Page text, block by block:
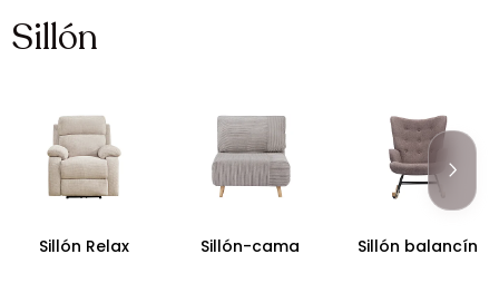
Sillón
Sillón Relax Sillón-cama Sillón balancín